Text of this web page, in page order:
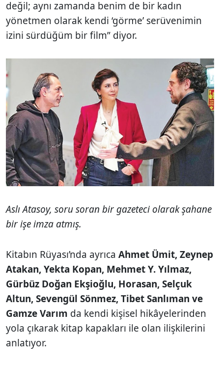
değil; aynı zamanda benim de bir kadın
yönetmen olarak kendi ‘görme’ serüvenimin
izini sürdüğüm bir film” diyor.
Aslı Atasoy, soru soran bir gazeteci olarak şahane
bir işe imza atmış.
Kitabın Rüyası’nda ayrıca Ahmet Ümit, Zeynep
Atakan, Yekta Kopan, Mehmet Y. Yılmaz,
Gürbüz Doğan Ekşioğlu, Horasan, Selçuk
Altun, Sevengül Sönmez, Tibet Sanlıman ve
Gamze Varım da kendi kişisel hikâyelerinden
yola çıkarak kitap kapakları ile olan ilişkilerini
anlatıyor.